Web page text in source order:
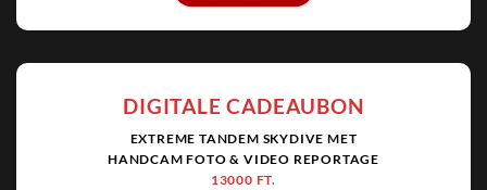
DIGITALE CADEAUBON
EXTREME TANDEM SKYDIVE MET
HANDCAM FOTO & VIDEO REPORTAGE
13000 FT.